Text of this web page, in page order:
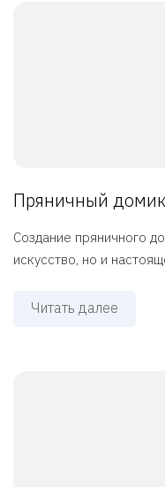
Пряничный
Создание пряничного
искусство, но и
Читать далее